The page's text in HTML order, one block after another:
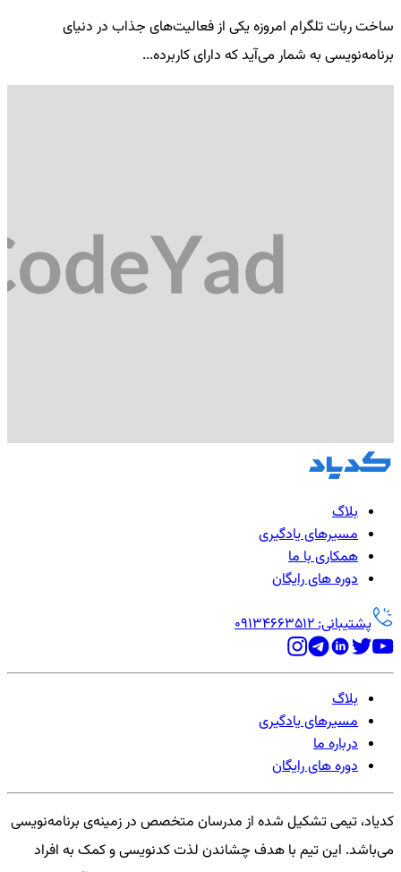
ساخت ربات تلگرام امروزه یکی از فعالیت‌های جذاب در دنیای
برنامه‌نویسی به شمار می‌آید که دارای کاربرده...
بلاگ
مسیرهای یادگیری
همکاری با ما
دوره های رایگان
پشتیبانی: 09134663512
بلاگ
مسیرهای یادگیری
درباره ما
دوره های رایگان
کدیاد، تیمی تشکیل شده از مدرسان متخصص در زمینه‌ی برنامه‌نویسی
می‌باشد. این تیم با هدف چشاندن لذت کدنویسی و کمک به افراد